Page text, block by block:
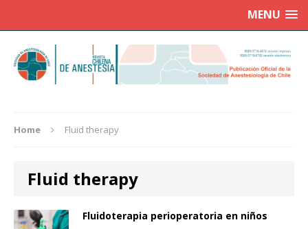
MENU
Home Fluid therapy
Fluid therapy
Fluidoterapia perioperatoria en niños